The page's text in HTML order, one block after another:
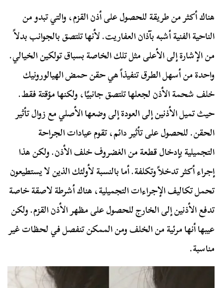
هناك أكثر من طريقة للحصول على أذن القزم، والتي تبدو من
الناحية الفنية أشبه بآذان العفاريت. لأنها تلتصق بالجوانب بدلاً
من الإشارة إلى الأعلى مثل تلك الخاصة بسباق تولكين الخيالي.
واحدة من أسهل الطرق تنفيذاً هي حقن حمض الهيالورونيك
خلف شحمة الأذن لجعلها تلتصق جانبيًا، ولكنها مؤقتة فقط.
حيث تميل الأذنين إلى العودة إلى وضعها الأصلي مع زوال تأثير
الحقن. للحصول على تأثير دائم، تقوم عيادات الجراحة
التجميلية بإدخال قطعة من الغضروف خلف الأذن. ولكن هذا
إجراء أكثر تدخلاً وتكلفة. أما بالنسبة لأولئك الذين لا يستطيعون
تحمل تكاليف الإجراءات التجميلية، هناك أشرطة لاصقة خاصة
تدفع الأذنين إلى الخارج للحصول على مظهر الأذن القزم. ولكن
عيبها أنها مرئية من الخلف ومن الممكن تنفصل في لحظات غير
مناسبة.